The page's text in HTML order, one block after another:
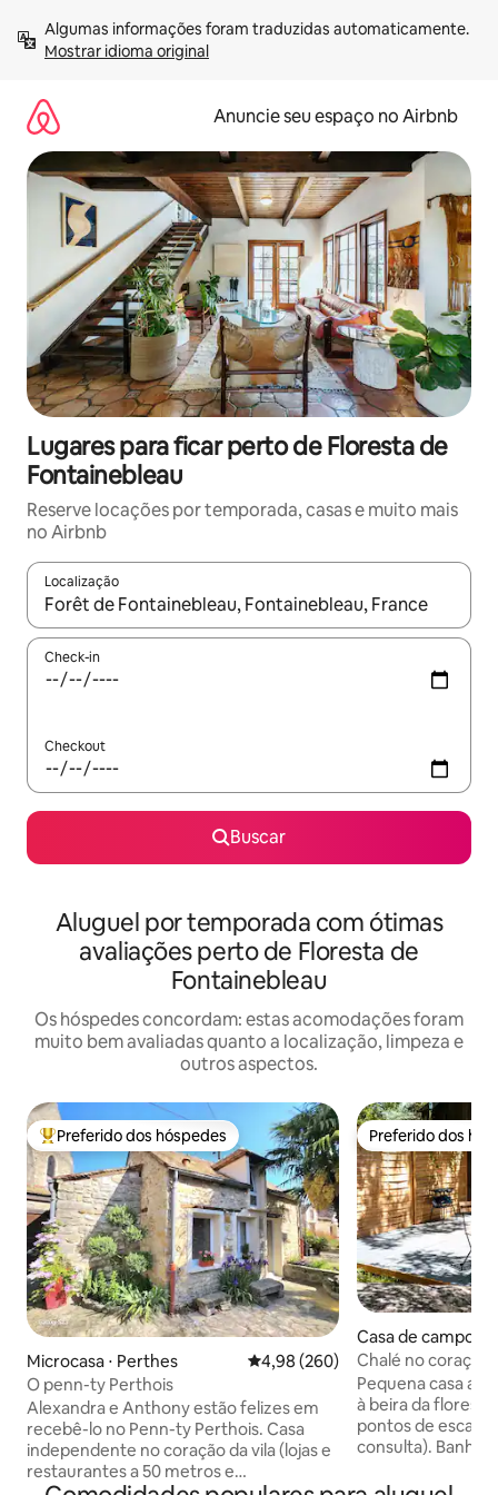
para
Mostrar idioma original
Anuncie seu espaço no Airbnb
Lugares para ficar perto de Floresta de
Fontainebleau
Reserve locações por temporada, casas e muito mais
no Airbnb
Localização
Quando os resultados estiverem disponíveis, explore-os
Check-in
Checkout
Buscar
Aluguel por temporada com ótimas
avaliações perto de Floresta de
Fontainebleau
Os hóspedes concordam: estas acomodações foram
muito bem avaliadas quanto a localização, limpeza e
outros aspectos.
Entre os melhores preferidos dos hóspedes
Preferido dos hóspedes
Microcasa ⋅ Perthes 4,98 de uma avaliação média de
4,98 (260)
O penn-ty Perthois
Alexandra e Anthony estão felizes em
recebê-lo no Penn-ty Perthois. Casa
independente no coração da vila (lojas e
restaurantes a 50 metros e
Preferido dos
Preferido dos
Casa de campo ⋅
sur-Loing
Chalé no coração
Fontainebleau.
Pequena casa
à beira da
pontos de
consulta). Banho
de trem de